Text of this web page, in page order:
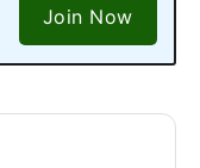
Join Now